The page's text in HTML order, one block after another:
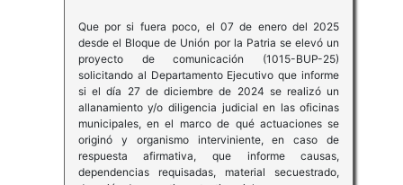
Que por si fuera poco, el 07 de enero del 2025
desde el Bloque de Unión por la Patria se elevó un
proyecto de comunicación (1015-BUP-25)
solicitando al Departamento Ejecutivo que informe
si el día 27 de diciembre de 2024 se realizó un
allanamiento y/o diligencia judicial en las oficinas
municipales, en el marco de qué actuaciones se
originó y organismo interviniente, en caso de
respuesta afirmativa, que informe causas,
dependencias requisadas, material secuestrado,